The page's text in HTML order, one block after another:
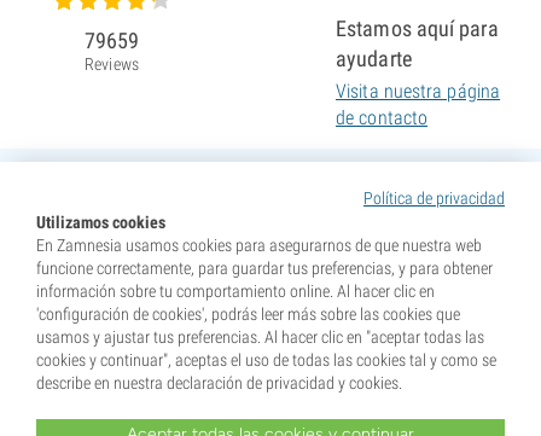
Política de privacidad
Utilizamos cookies
En Zamnesia usamos cookies para asegurarnos de que nuestra web
funcione correctamente, para guardar tus preferencias, y para obtener
información sobre tu comportamiento online. Al hacer clic en
'configuración de cookies', podrás leer más sobre las cookies que
usamos y ajustar tus preferencias. Al hacer clic en "aceptar todas las
cookies y continuar", aceptas el uso de todas las cookies tal y como se
describe en nuestra declaración de privacidad y cookies.
79659
Reviews
Estamos aquí para
ayudarte
Visita nuestra página
de contacto